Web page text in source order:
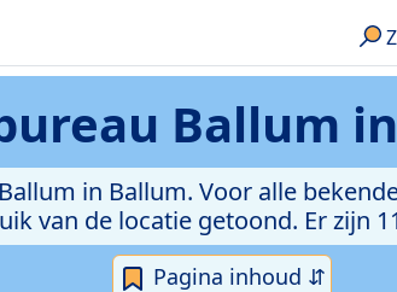
Ballum
in Ballum. Voor alle
van de locatie getoond. Er zijn
Pagina inhoud ⇵